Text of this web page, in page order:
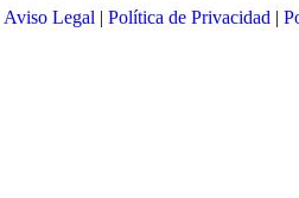
Aviso Legal | Política de Privacidad |